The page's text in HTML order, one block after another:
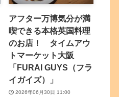
アフター万博気分が満
喫できる本格英国料理
のお店！ タイムアウ
トマーケット大阪
「FURAI GUYS（フラ
イガイズ）」
2026年06月30日 11:00